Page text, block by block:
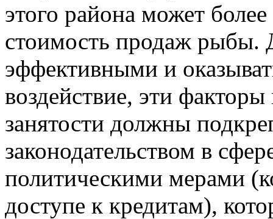
этого района может
стоимость продаж рыбы.
эффективными и
воздействие, эти
занятости должны
законодательством в
политическими мерами
доступе к кредитам),